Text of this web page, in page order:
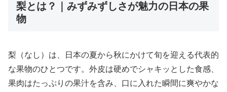
梨とは？｜みずみずしさが魅力の日本の果
物
梨（なし）は、日本の夏から秋にかけて旬を迎える代表的
な果物のひとつです。外皮は硬めでシャキッとした食感、
果肉はたっぷりの果汁を含み、口に入れた瞬間に爽やかな